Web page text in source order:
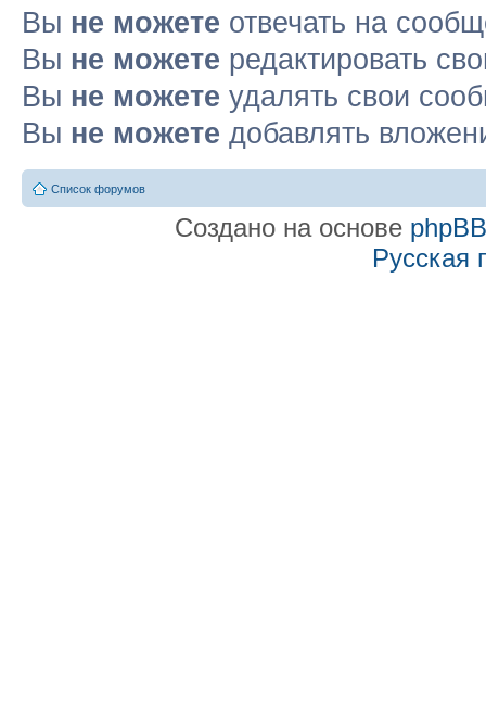
Вы не можете отвечать на
Вы не можете редактировать
Вы не можете удалять свои
Вы не можете добавлять
Список форумов
Создано на основе phpBB
Русская